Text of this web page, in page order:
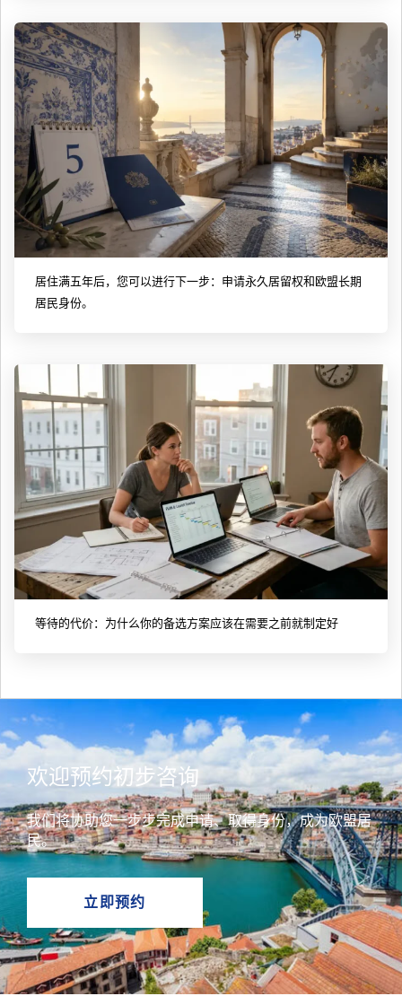
居住满五年后，您可以进行下一步：申请永久居留权和欧盟长期
居民身份。
等待的代价：为什么你的备选方案应该在需要之前就制定好
欢迎预约初步咨询
我们将协助您一步步完成申请、取得身份，成为欧盟居
民。
立即预约